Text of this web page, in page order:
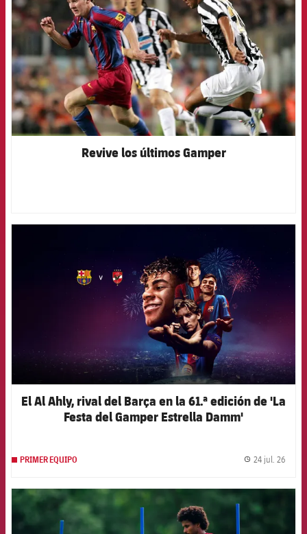
Revive los últimos Gamper
El Al Ahly, rival del Barça en la 61.ª edición de 'La
Festa del Gamper Estrella Damm'
PRIMER EQUIPO 24 jul. 26
FCB Barcelona badge